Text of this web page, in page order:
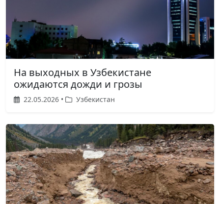
На выходных в Узбекистане
ожидаются дожди и грозы
22.05.2026 • Узбекистан